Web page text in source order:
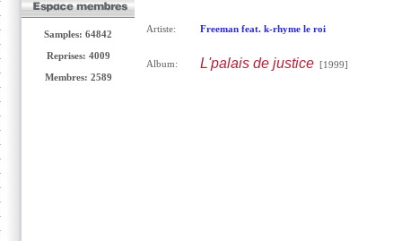
Samples: 64842
Reprises: 4009
Membres: 2589
Artiste: Freeman feat. k-rhyme le roi
Album: L'palais de justice[1999]